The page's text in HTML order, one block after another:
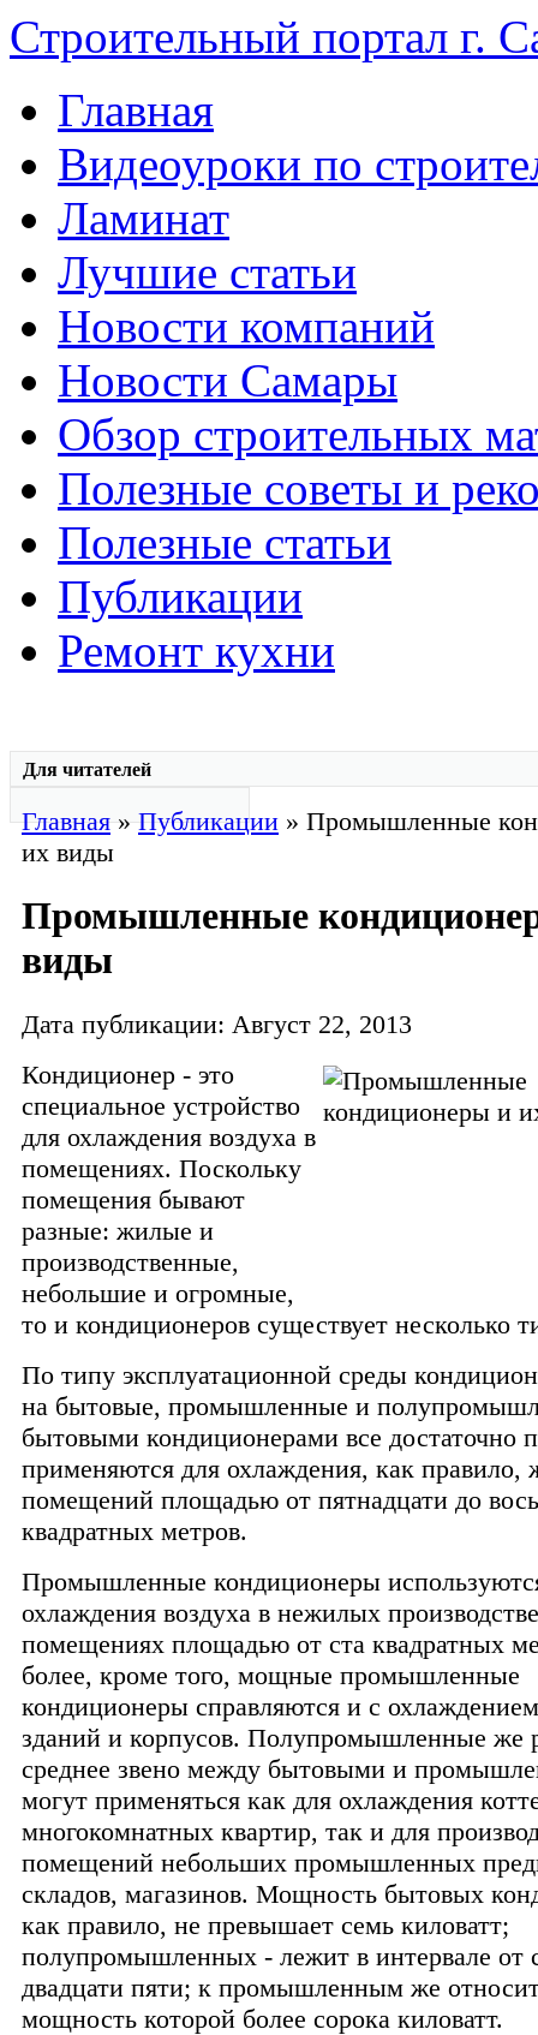
Строительный портал г.
Главная
Видеоуроки по
Ламинат
Лучшие статьи
Новости компаний
Новости Самары
Обзор строительных
Полезные советы и
Полезные статьи
Публикации
Ремонт кухни
Для читателей
Главная»Публикации » Промышленные
их виды
Промышленные
виды
Дата публикации: Август 22, 2013
Кондиционер - это
специальное устройство
для охлаждения воздуха в
помещениях. Поскольку
помещения бывают
разные: жилые и
производственные,
небольшие и огромные,
то и кондиционеров существует несколько
По типу эксплуатационной среды
на бытовые, промышленные и
бытовыми кондиционерами все достаточно
применяются для охлаждения, как правило,
помещений площадью от пятнадцати до
квадратных метров.
Промышленные кондиционеры
охлаждения воздуха в нежилых
помещениях площадью от ста квадратных
более, кроме того, мощные промышленные
кондиционеры справляются и с
зданий и корпусов. Полупромышленные же
среднее звено между бытовыми и
могут применяться как для охлаждения
многокомнатных квартир, так и для
помещений небольших промышленных
складов, магазинов. Мощность бытовых
как правило, не превышает семь киловатт;
полупромышленных - лежит в интервале от
двадцати пяти; к промышленным же
мощность которой более сорока киловатт.